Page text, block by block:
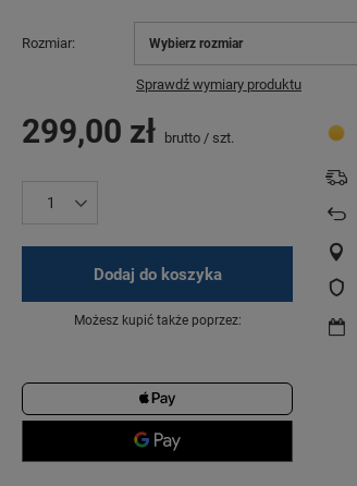
Rozmiar Wybierz rozmiar
Sprawdź wymiary produktu
299,00 zł brutto / szt.
Dodaj do koszyka
Możesz kupić także poprzez: